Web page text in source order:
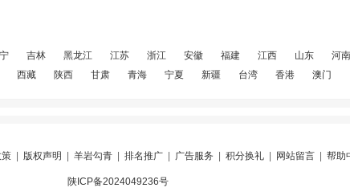
吉林 黑龙江 江苏 浙江 安徽 福建 江西 山东
河南
西藏 陕西 甘肃 青海 宁夏 新疆 台湾 香港 澳门
| 版权声明 羊岩勾青| 排名推广| 广告服务 积分换礼| 网站留言| 帮助
陕ICP备2024049236号